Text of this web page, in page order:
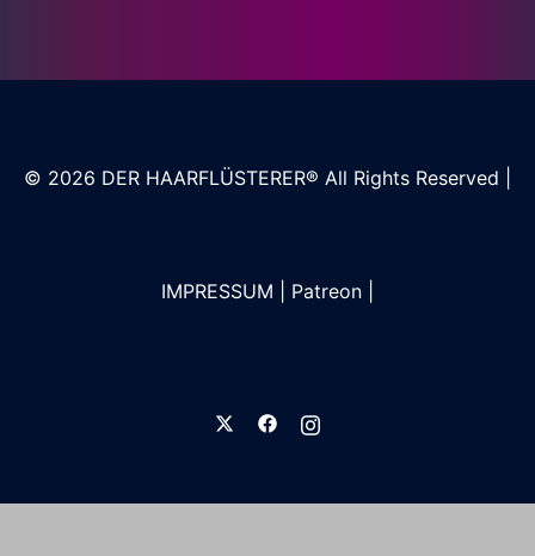
© 2026 DER HAARFLÜSTERER® All Rights Reserved |
IMPRESSUM Patreon